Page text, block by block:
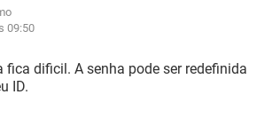
09:50
fica dificil. A senha pode ser redefinida
ID.